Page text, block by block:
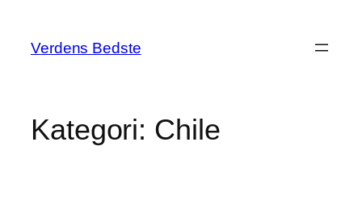
indhold
Verdens Bedste
Kategori: Chile